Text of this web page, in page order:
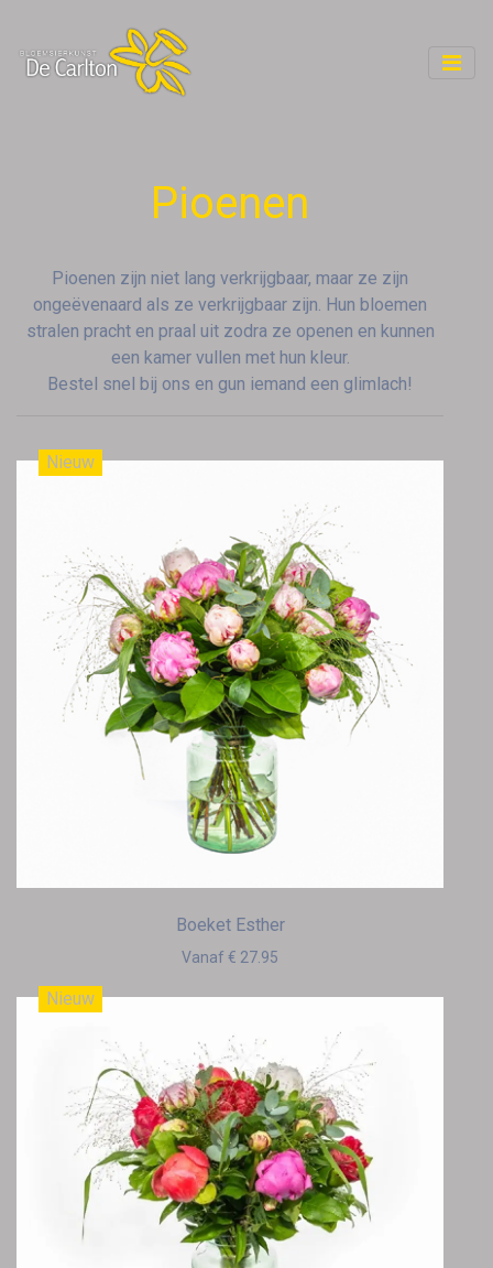
Pioenen
Pioenen zijn niet lang verkrijgbaar, maar ze zijn
ongeëvenaard als ze verkrijgbaar zijn. Hun bloemen
stralen pracht en praal uit zodra ze openen en kunnen
een kamer vullen met hun kleur.
Bestel snel bij ons en gun iemand een glimlach!
Nieuw
Boeket Esther
Vanaf € 27.95
Nieuw